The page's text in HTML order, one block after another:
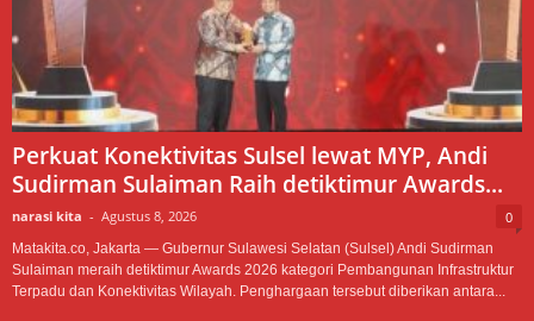
Perkuat Konektivitas Sulsel lewat MYP, Andi
Sudirman Sulaiman Raih detiktimur Awards...
narasi kita - Agustus 8, 2026 0
Matakita.co, Jakarta — Gubernur Sulawesi Selatan (Sulsel) Andi Sudirman
Sulaiman meraih detiktimur Awards 2026 kategori Pembangunan Infrastruktur
Terpadu dan Konektivitas Wilayah. Penghargaan tersebut diberikan antara...